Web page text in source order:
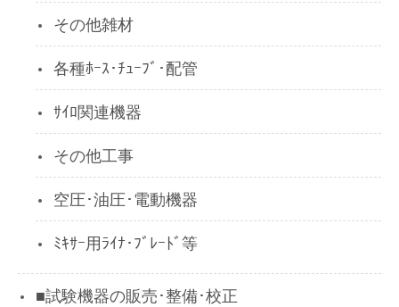
その他雑材
各種ﾎｰｽ･ﾁｭｰﾌﾞ･配管
ｻｲﾛ関連機器
その他工事
空圧･油圧･電動機器
ﾐｷｻｰ用ﾗｲﾅ･ﾌﾞﾚｰﾄﾞ等
■試験機器の販売･整備･校正